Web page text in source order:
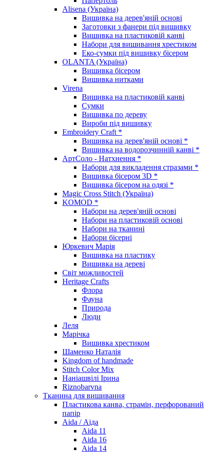
Alisena (Україна)
Вишивка на дерев'яній основі
Заготовки з фанери під вишивку
Вишивка на пластиковій канві
Набори для вишивання хрестиком
Еко-сумки під вишивку бісером
OLANTA (Україна)
Вишивка бісером
Вишивка нитками
Virena
Вишивка на пластиковій канві
Сумки
Вишивка по дереву
Вироби під вишивку
Embroidery Craft *
Вишивка на дерев'яній основі *
Вишивка на водорозчинній канві *
АртСоло - Натхнення *
Набори для викладення стразами *
Вишивка бісером 3D *
Вишивка бісером на одязі *
Magic Cross Stitch (Україна)
KOMOD *
Набори на дерев'яній основі
Набори на пластиковій основі
Набори на тканині
Набори бісерні
Юркевич Марія
Вишивка на пластику
Вишивка на дереві
Світ можливостей
Heritage Crafts
Флора
Фауна
Природа
Люди
Леля
Марічка
Вишивка хрестиком
Шаменко Наталія
Kingdom of handmade
Stitch Color Mix
Наніашвілі Ірина
Riznobarvna
Тканина для вишивання
Пластикова канва, страмін, перфорований
папір
Aida / Аіда
Aida 11
Aida 16
Aida 14